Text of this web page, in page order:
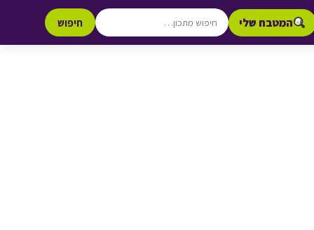
המטבח שלי חיפוש